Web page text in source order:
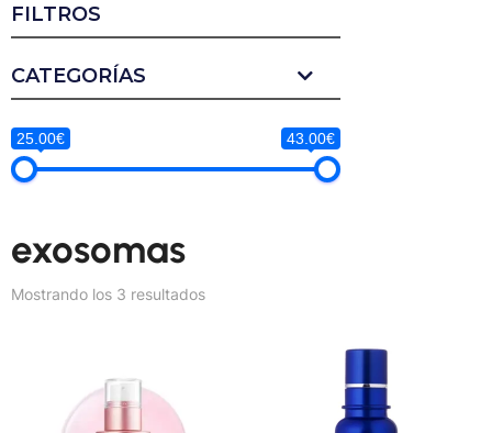
FILTROS
CATEGORÍAS
25.00€ 43.00€
exosomas
Mostrando los 3 resultados